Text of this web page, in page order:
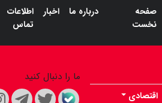
صفحه
نخست
درباره ما اخبار
اطلاعات
تماس
اقتصادی
ما را دنبال کنید